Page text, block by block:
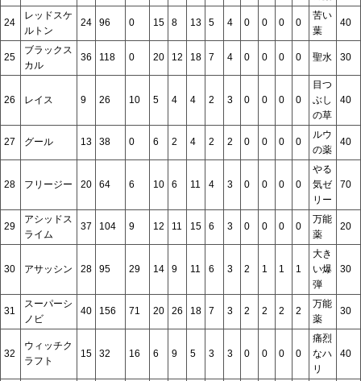
24
レッドスケ
ルトン
24 96 0 15 8 13 5 4 0 0 0 0
苦い
葉
40
25
ブラックス
カル
36 118 0 20 12 18 7 4 0 0 0 0 聖水 30
26 レイス 9 26 10 5 4 4 2 3 0 0 0 0
目つ
ぶし
の草
40
27 グール 13 38 0 6 2 4 2 2 0 0 0 0
ルウ
の薬
40
28 フリージー 20 64 6 10 6 11 4 3 0 0 0 0
やる
気ゼ
リー
70
29
アシッドス
ライム
37 104 9 12 11 15 6 3 0 0 0 0
万能
薬
20
30 アサッシン 28 95 29 14 9 11 6 3 2 1 1 1
大き
い爆
弾
30
31
スーパーシ
ノビ
40 156 71 20 26 18 7 3 2 2 2 2
万能
薬
30
32
ウィッチク
ラフト
15 32 16 6 9 5 3 3 0 0 0 0
痛烈
なハ
リ
40